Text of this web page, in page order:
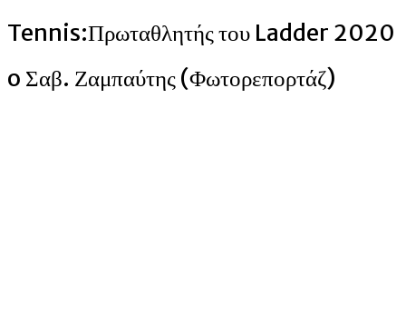
Tennis:Πρωταθλητής του Ladder 2020
o Σαβ. Ζαμπαύτης (Φωτορεπορτάζ)